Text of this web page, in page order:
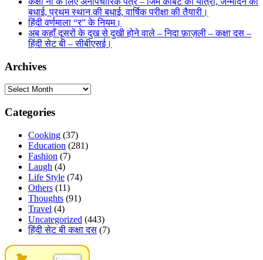
बधाई, प्रथम स्थान की बधाई, वार्षिक परीक्षा की तैयारी।
हिंदी वर्णमाला “र” के नियम।
अब कहाँ दूसरों के दुख से दुखी होने वाले – निदा फ़ाज़ली – कक्षा दस –
हिंदी सेट बी – सीबीएसई।
Archives
Archives
Categories
Cooking (37)
Education (281)
Fashion (7)
Laugh (4)
Life Style (74)
Others (11)
Thoughts (91)
Travel (4)
Uncategorized (443)
हिंदी सेट बी कक्षा दस (7)